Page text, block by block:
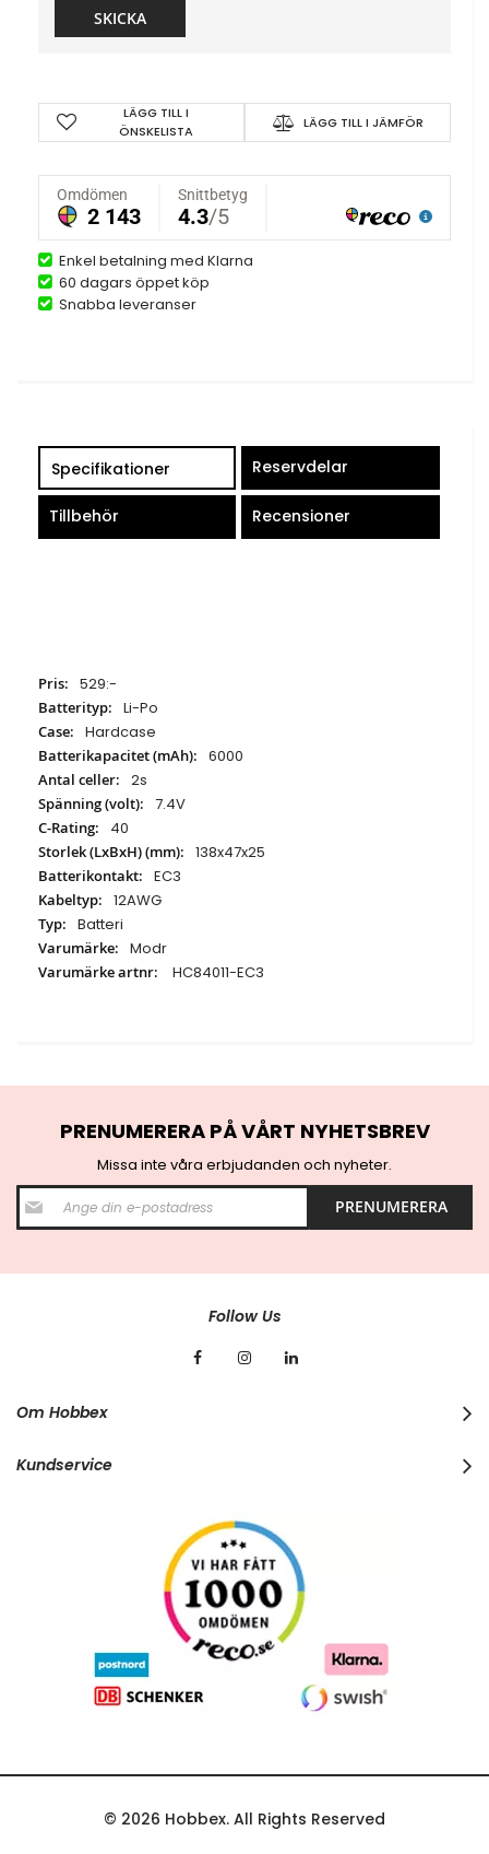
SKICKA
LÄGG TILL I
ÖNSKELISTA
LÄGG TILL I JÄMFÖR
Enkel betalning med Klarna
60 dagars öppet köp
Snabba leveranser
Specifikationer
Specifikationer
529:-
Li-Po
Hardcase
6000
2s
7.4V
40
138x47x25
EC3
12AWG
Batteri
Modr
HC84011-EC3
Reservdelar
Tillbehör Recensioner
PRENUMERERA PÅ VÅRT NYHETSBREV
Missa inte våra erbjudanden och nyheter.
S
i
g
e
r
:
PRENUMERERA
Follow Us
Om Hobbex
Kundservice
© 2026 Hobbex. All Rights Reserved